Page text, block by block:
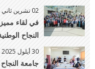
02 تشرين ثاني 2025
والرائدة في
30 أيلول 2025
جامعة